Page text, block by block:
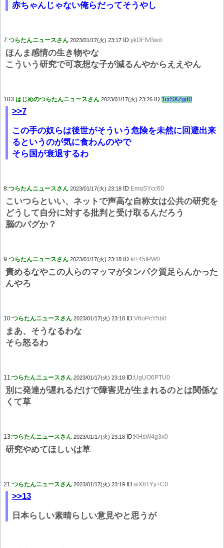
赤ちゃんじゃない俺らだってそうやし
7:つらたんニュースさん 2023/01/17(火) 23:17 ID:ykDFfVBwd
ほんま感情の生き物やな
こういう研究で可哀想な子が減るんやからええやん
103:はじめのつらたんニュースさん 2023/01/17(火) 23:26 ID:1crSXZgd0
>>7
この手の奴らは後世がそういう危険を未然に回避出来
るというのが気に食わんのやで
そら国が衰退するわ
8:つらたんニュースさん 2023/01/17(火) 23:18 ID:EmqSYcc60
こいつらといい、ネットで声高な自称女は公共の研究を
どうして自分に対する批判と受け取るんだろう
脳のバグか？
9:つらたんニュースさん 2023/01/17(火) 23:18 ID:kl+45IPW0
責めるなやこの人らのマッマがタンパク質足らんかった
んやろ
10:つらたんニュースさん 2023/01/17(火) 23:18 ID:V6oPcY5b0
まあ、そうなるわな
そら怒るわ
11:つらたんニュースさん 2023/01/17(火) 23:18 ID:UgUO6PTU0
別に発達が遅れるだけで障害児が生まれるのとは関係な
くて草
13:つらたんニュースさん 2023/01/17(火) 23:18 ID:KHsW4g3x0
研究やめてほしいは草
21:つらたんニュースさん 2023/01/17(火) 23:19 ID:wX8TYy+C0
>>13
日本らしい素晴らしい意見やと思うが